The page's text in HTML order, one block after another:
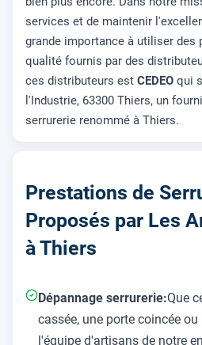
services et de maintenir
grande importance à utiliser des
qualité fournis par des
ces distributeurs est CEDEO qui
l'Industrie, 63300 Thiers, un
serrurerie renommé à Thiers.
Prestations de
Proposés par Les
à Thiers
Dépannage serrurerie:Que
cassée, une porte coincée ou
l'équipe d'artisans de notre